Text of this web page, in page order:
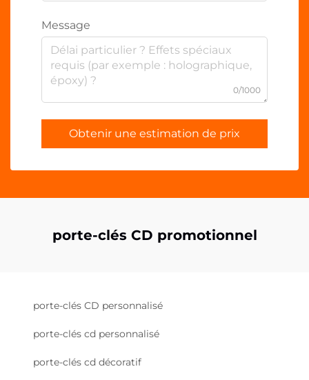
Message
0/1000
Obtenir une estimation de prix
porte-clés CD promotionnel
porte-clés CD personnalisé
porte-clés cd personnalisé
porte-clés cd décoratif